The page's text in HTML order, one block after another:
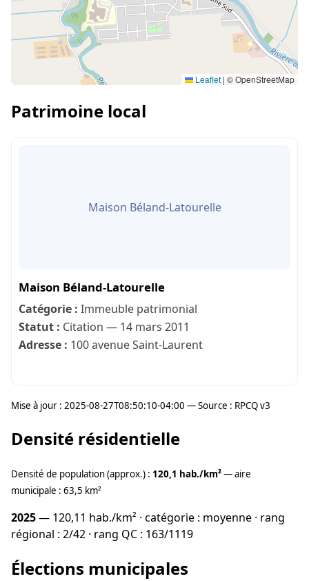
Leaflet | © OpenStreetMap
Patrimoine local
Maison Béland-Latourelle
Maison Béland-Latourelle
Catégorie : Immeuble patrimonial
Statut : Citation — 14 mars 2011
Adresse : 100 avenue Saint-Laurent
Mise à jour : 2025-08-27T08:50:10-04:00 — Source : RPCQ v3
Densité résidentielle
Densité de population (approx.) : 120,1 hab./km²— aire
municipale : 63,5 km²
2025— 120,11 hab./km² · catégorie : moyenne · rang
régional : 2/42 · rang QC : 163/1119
Élections municipales